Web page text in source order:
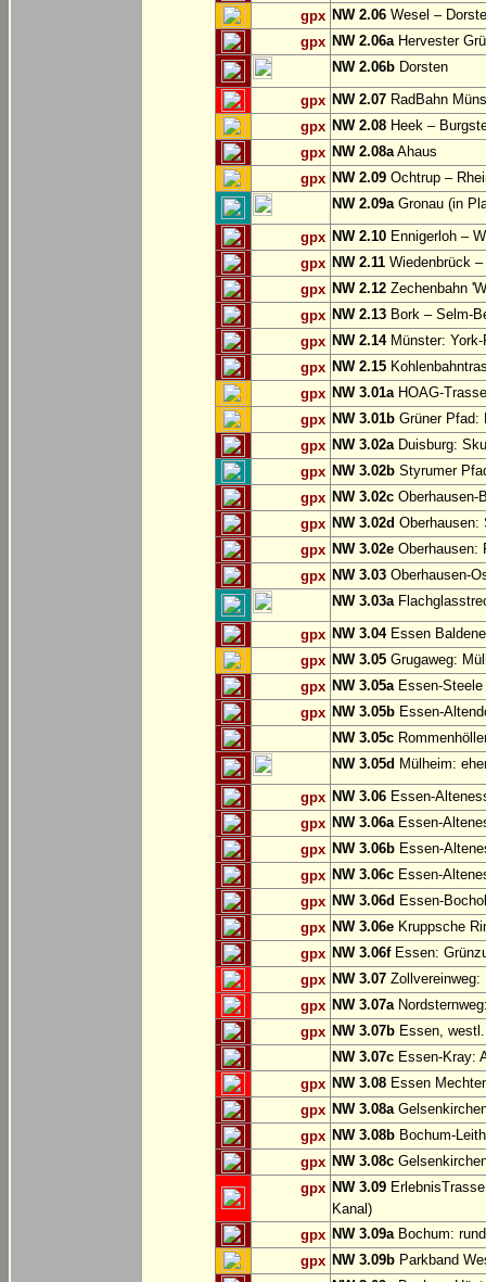
gpx NW 2.06 Wesel –
gpx NW 2.06aHervester
NW 2.06b Dorsten
gpx NW 2.07 RadBahn
gpx NW 2.08 Heek –
gpx NW 2.08aAhaus
gpx NW 2.09 Ochtrup –
NW 2.09aGronau (in
gpx NW 2.10 Ennigerloh –
gpx NW 2.11 Wiedenbrück
gpx NW 2.12 Zechenbahn
gpx NW 2.13 Bork – Selm-
gpx NW 2.14Münster: York-
gpx NW 2.15
gpx NW 3.01aHOAG-
gpx NW 3.01b Grüner Pfad:
gpx NW 3.02aDuisburg:
gpx NW 3.02b Styrumer
gpx NW 3.02c Oberhausen-
gpx NW 3.02d Oberhausen:
gpx NW 3.02e Oberhausen:
gpx NW 3.03 Oberhausen-
NW 3.03a
gpx NW 3.04Essen
gpx NW 3.05 Grugaweg:
gpx NW 3.05aEssen-Steele
gpx NW 3.05b Essen-
NW 3.05c
NW 3.05d Mülheim:
gpx NW 3.06 Essen-
gpx NW 3.06aEssen-
gpx NW 3.06b Essen-
gpx NW 3.06c Essen-
gpx NW 3.06d Essen-
gpx NW 3.06e Kruppsche
gpx NW 3.06fEssen:
gpx NW 3.07 Zollvereinweg:
gpx NW 3.07a
gpx NW 3.07b Essen,
NW 3.07c Essen-Kray:
gpx NW 3.08 Essen
gpx NW 3.08a
gpx NW 3.08b Bochum-
gpx NW 3.08c
gpx NW 3.09
Kanal)
gpx NW 3.09aBochum:
gpx NW 3.09b Parkband